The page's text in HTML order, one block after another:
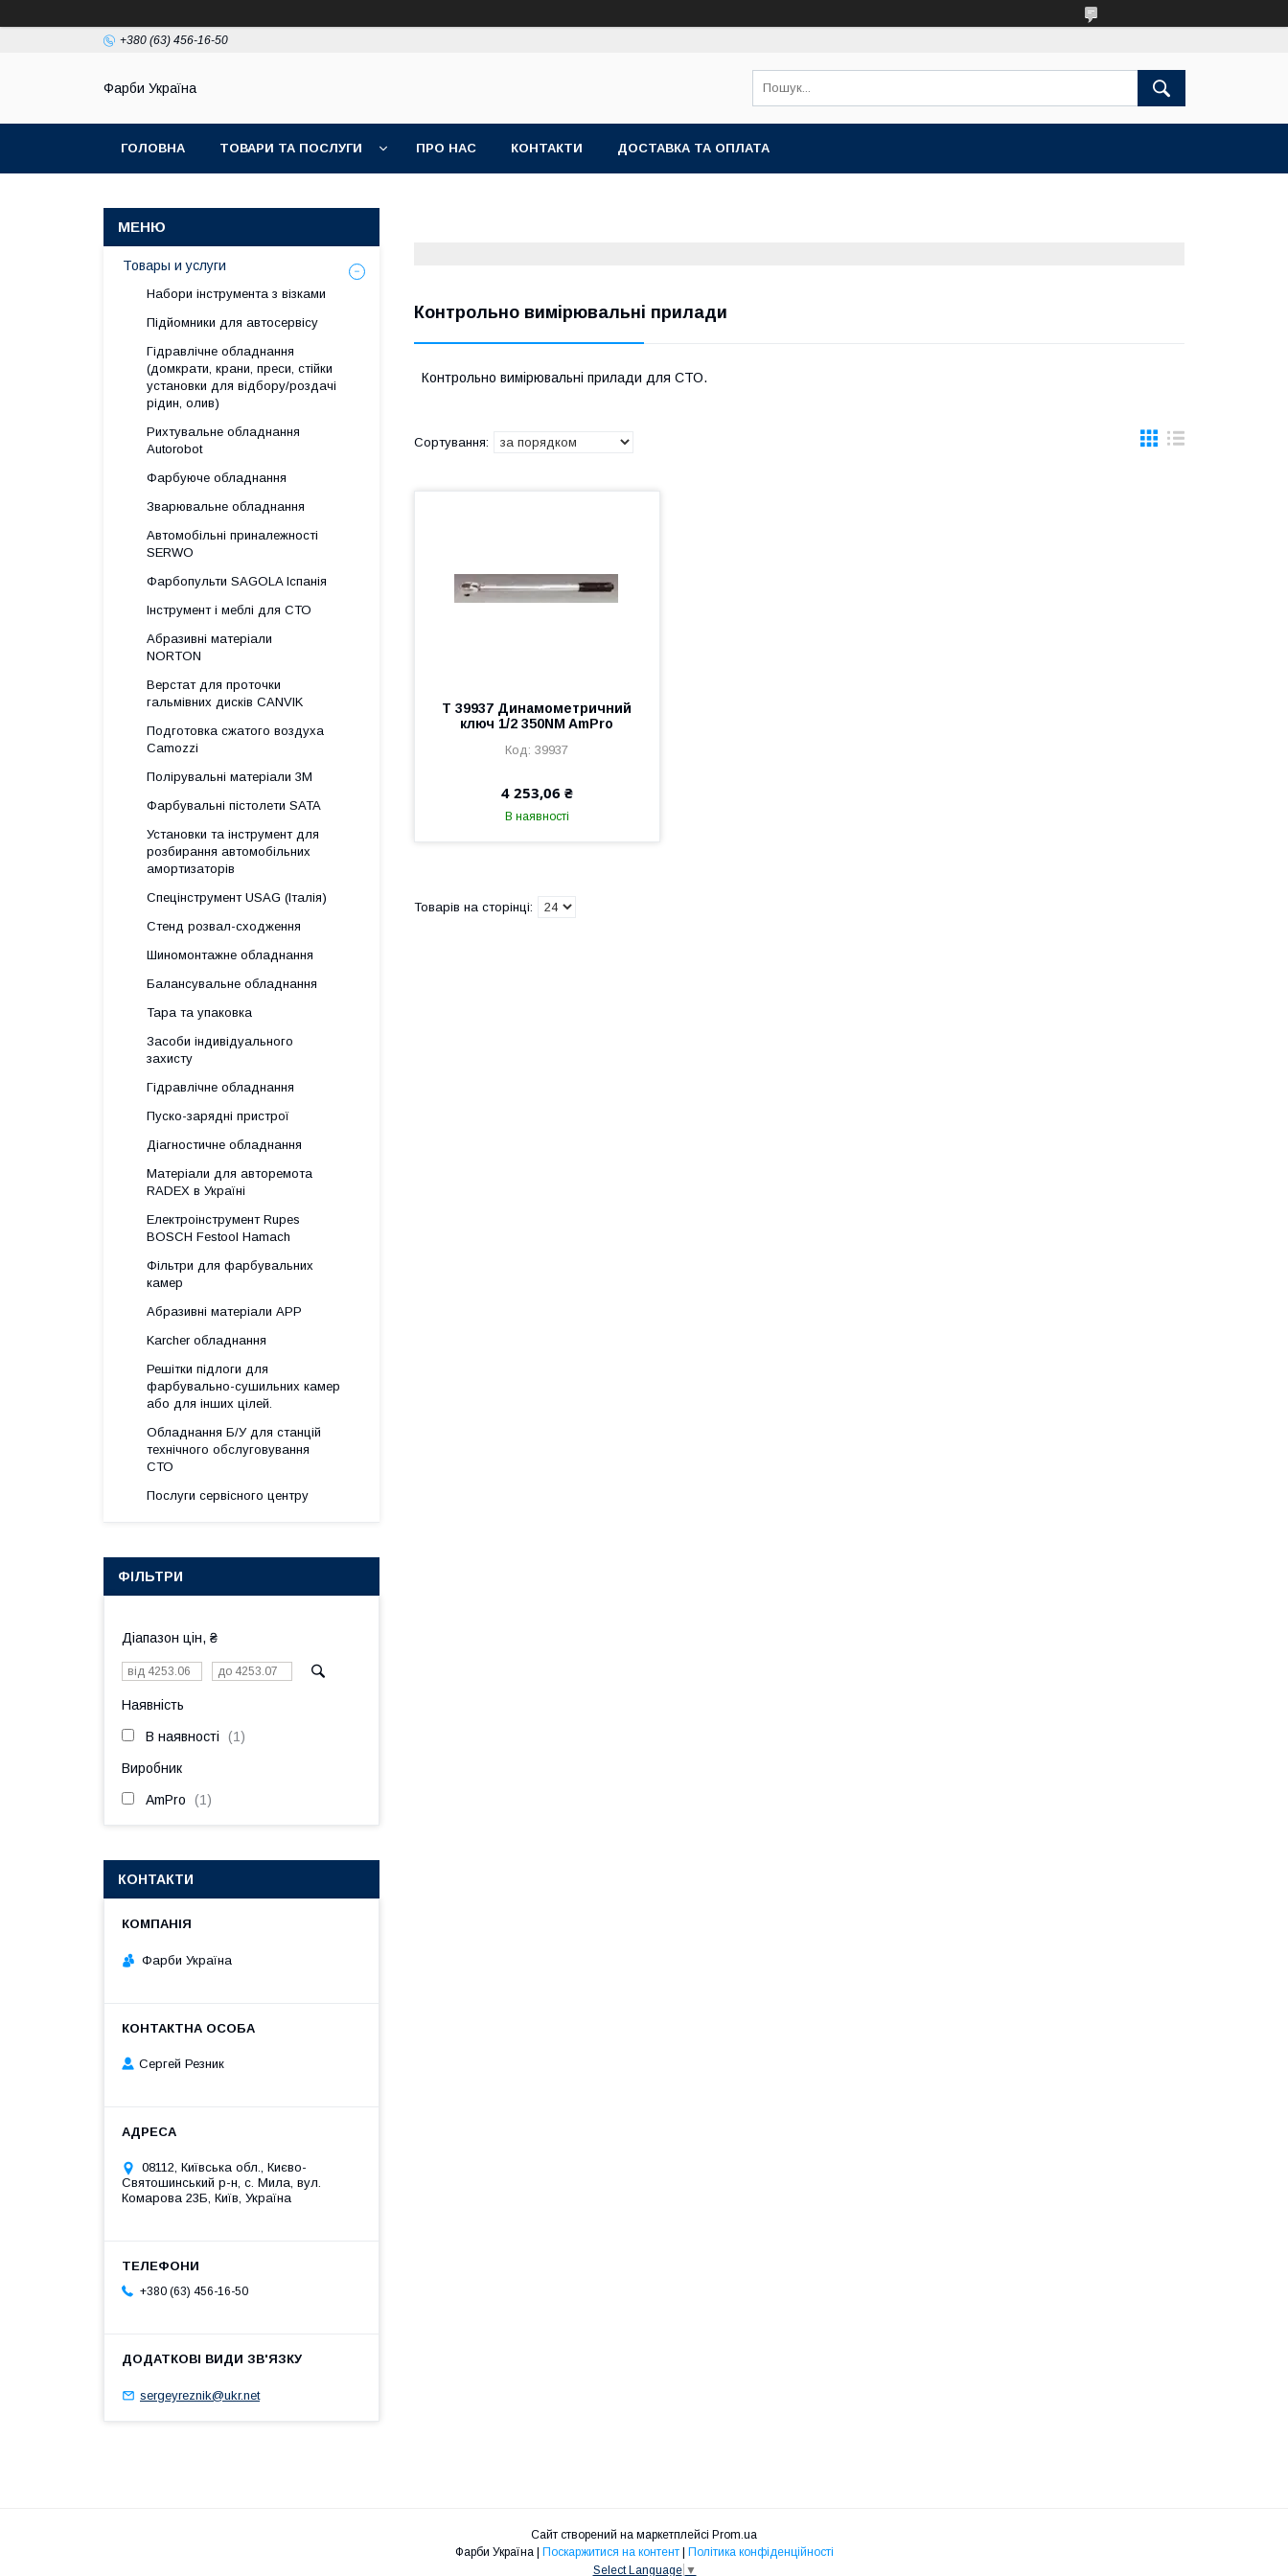
+380 (63) 456-16-50
Фарби Україна
ГОЛОВНА ТОВАРИ ТА ПОСЛУГИ ПРО НАС КОНТАКТИ ДОСТАВКА ТА ОПЛАТА
Контрольно вимірювальні прилади
Контрольно вимірювальні прилади для СТО.
Т 39937 Динамометричний
ключ 1/2 350NM AmPro
39937
4 253,06 ₴
В наявності
Товары и услуги
Набори інструмента з візками
Підйомники для автосервісу
Гідравлічне обладнання
(домкрати, крани, преси, стійки
установки для вiдбору/роздачi
рiдин, олив)
Рихтувальне обладнання
Autorobot
Фарбуюче обладнання
Зварювальне обладнання
Автомобільні приналежності
SERWO
Фарбопульти SAGOLA Іспанія
Інструмент і меблі для СТО
Абразивні матеріали
NORTON
Верстат для проточки
гальмівних дисків CANVIK
Подготовка сжатого воздуха
Camozzi
Полірувальні матеріали 3М
Фарбувальні пістолети SATA
Установки та інструмент для
розбирання автомобільних
амортизаторів
Спецінструмент USAG (Італія)
Стенд розвал-сходження
Шиномонтажне обладнання
Балансувальне обладнання
Тара та упаковка
Засоби індивідуального
захисту
Гідравлічне обладнання
Пуско-зарядні пристрої
Діагностичне обладнання
Матеріали для авторемота
RADEX в Україні
Електроінструмент Rupes
BOSCH Festool Hamach
Фільтри для фарбувальних
камер
Абразивні матеріали АРР
Karcher обладнання
Решітки підлоги для
фарбувально-сушильних камер
або для інших цілей.
Обладнання Б/У для станцій
технічного обслуговування
СТО
Послуги сервісного центру
ФІЛЬТРИ
Діапазон цін, ₴
Наявність
В наявності 1
Виробник
AmPro 1
КОНТАКТИ
Фарби Україна
Сергей Резник
08112, Київська обл., Києво-
Святошинський р-н, с. Мила, вул.
Комарова 23Б, Київ, Україна
+380 (63) 456-16-50
sergeyreznik@ukr.net
Сайт створений на маркетплейсі Prom.ua
Фарби Україна | Поскаржитися на контент | Політика конфіденційності
Select Language ▼